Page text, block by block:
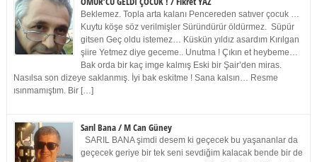
Beklemez. Topla arta kalanı Pencereden satıver çocuk …
Kuytu köşe söz verilmişler Süründürür öldürmez. Süpür
gitsen Geç oldu istemez… Küskün yıldız asardım Kırılgan
şiire Yetmez diye geceme.. Unutma ! Çıkın et heybeme…
Bak orda bir kaç imge kalmış Eski bir Şair’den miras.
Nasılsa son dizeye saklanmış. İyi bak eskitme ! Sana kalsın… Resme
ısınmamıştım. Bir […]
Sarıl Bana / M Can Güney
SARIL BANA şimdi desem ki geçecek bu yaşananlar da
geçecek geriye bir tek seni sevdiğim kalacak bende bir de